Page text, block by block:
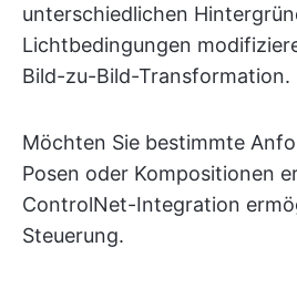
unterschiedlichen
Lichtbedingungen
Bild-zu-Bild-Transformation.
Möchten Sie bestimmte
Posen oder Kompositionen
ControlNet-Integration
Steuerung.